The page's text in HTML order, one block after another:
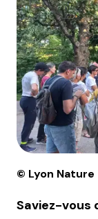
© Lyon Nature
Saviez-vous